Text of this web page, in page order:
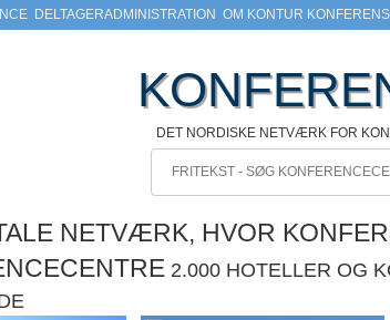
DELTAGERADMINISTRATION OM KONTUR KONFERENS
DET NORDISKE NETVÆRK FOR
NETVÆRK, HVOR
2.000 HOTELLER OG